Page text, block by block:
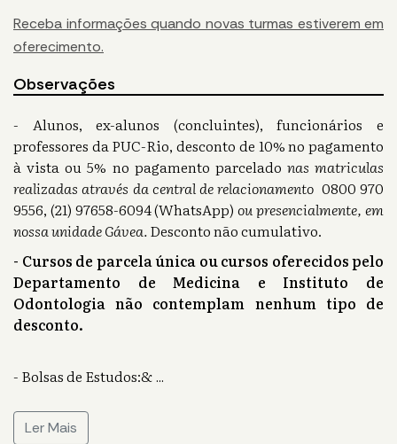
Receba informações quando novas turmas estiverem em
oferecimento.
Observações
- Alunos, ex-alunos (concluintes), funcionários e
professores da PUC-Rio, desconto de 10% no pagamento
à vista ou 5% no pagamento parcelado nas matriculas
realizadas através da central de relacionamento 0800 970
9556, (21) 97658-6094 (WhatsApp)ou presencialmente, em
nossa unidade Gávea.Desconto não cumulativo.
- Cursos de parcela única ou cursos oferecidos pelo
Departamento de Medicina e Instituto de
Odontologia não contemplam nenhum tipo de
desconto.
- Bolsas de Estudos:&...
Ler Mais